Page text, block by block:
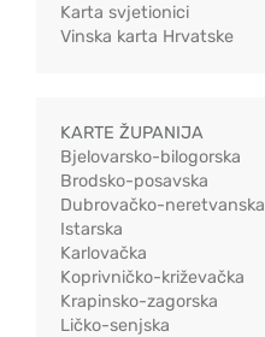
Karta svjetionici
Vinska karta Hrvatske
KARTE ŽUPANIJA
Bjelovarsko-bilogorska
Brodsko-posavska
Dubrovačko-neretvanska
Istarska
Karlovačka
Koprivničko-križevačka
Krapinsko-zagorska
Ličko-senjska